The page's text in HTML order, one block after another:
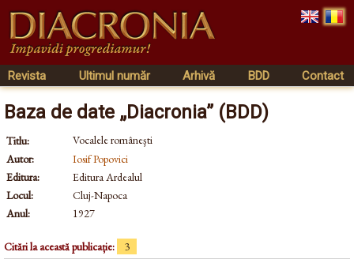
Revista Ultimul număr Arhivă BDD Contact
Baza de date „Diacronia” (BDD)
Titlu:
Vocalele româneşti
Autor:
Iosif Popovici
Editura:
Editura Ardealul
Locul:
Cluj-Napoca
Anul:
1927
Citări la această publicație: 3